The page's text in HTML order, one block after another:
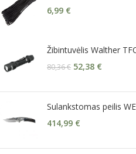
6,99 €
Žibintuvėlis Walther
80,36€ 52,38 €
Sulankstomas peilis
414,99 €